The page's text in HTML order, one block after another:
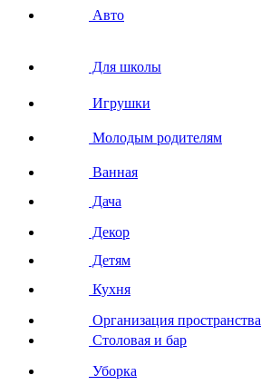
Авто
Для школы
Игрушки
Молодым родителям
Ванная
Дача
Декор
Детям
Кухня
Организация пространства
Столовая и бар
Уборка